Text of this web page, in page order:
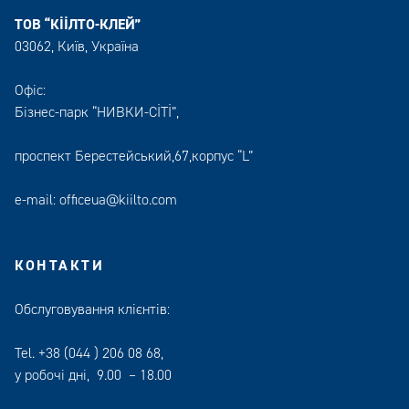
ТОВ “КІІЛТО-КЛЕЙ”
03062, Київ, Україна
Офіс:
Бізнес-парк “НИВКИ-СІТІ”,
проспект Берестейський,67,корпус “L”
e-mail: officeua@kiilto.com
КОНТАКТИ
Обслуговування клієнтів:
Tel. +38 (044 ) 206 08 68,
у робочі дні, 9.00 – 18.00